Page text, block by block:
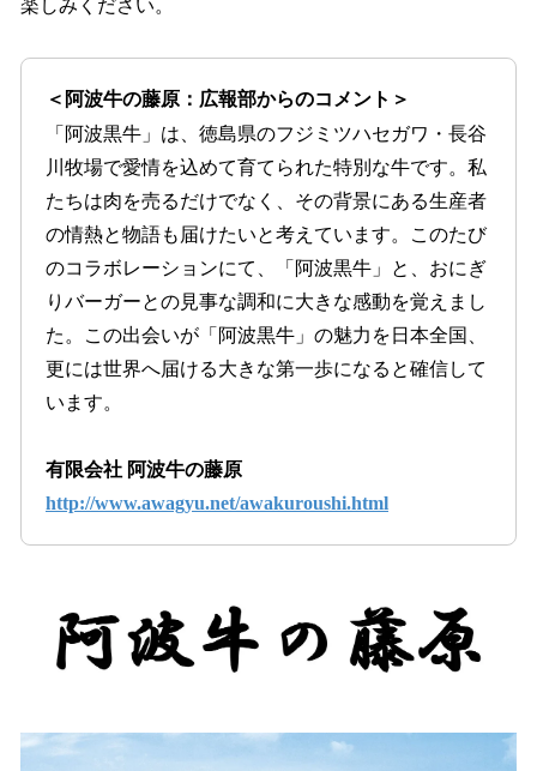
楽しみください。
＜阿波牛の藤原：広報部からのコメント＞
「阿波黒牛」は、徳島県のフジミツハセガワ・長谷
川牧場で愛情を込めて育てられた特別な牛です。私
たちは肉を売るだけでなく、その背景にある生産者
の情熱と物語も届けたいと考えています。このたび
のコラボレーションにて、「阿波黒牛」と、おにぎ
りバーガーとの見事な調和に大きな感動を覚えまし
た。この出会いが「阿波黒牛」の魅力を日本全国、
更には世界へ届ける大きな第一歩になると確信して
います。
有限会社 阿波牛の藤原
http://www.awagyu.net/awakuroushi.html